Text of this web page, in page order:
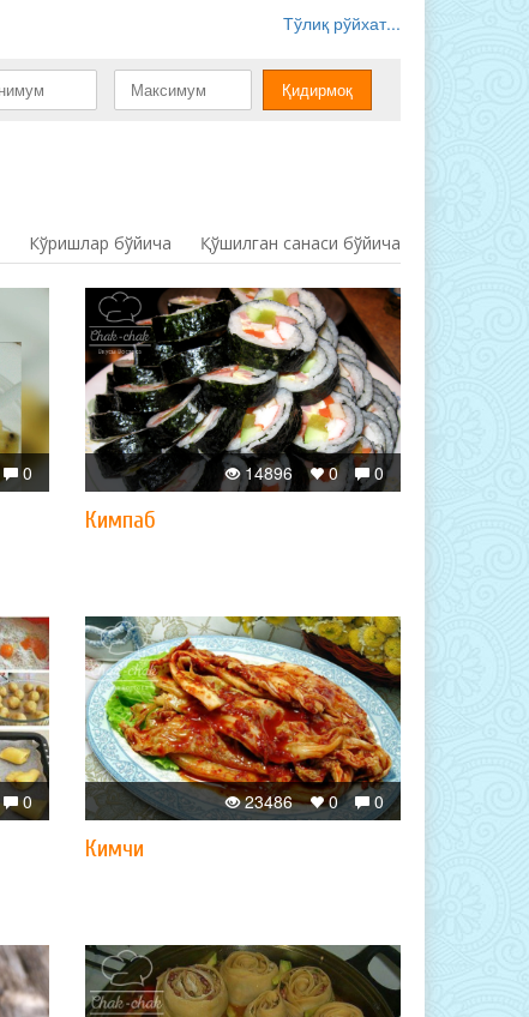
Тўлиқ рўйхат...
Кўришлар бўйича Қўшилган санаси бўйича
0 0
0
14896
Кимпаб
0 0
0
23486
Кимчи